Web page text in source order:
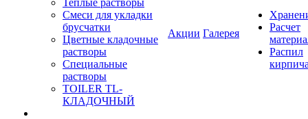
Теплые растворы
Смеси для укладки
брусчатки
Цветные кладочные
растворы
Специальные
растворы
TOILER TL-
КЛАДОЧНЫЙ
Акции Галерея
Расчет
Распил